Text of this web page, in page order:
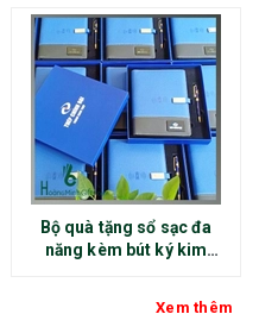
Bộ quà tặng sổ sạc đa
năng kèm bút ký kim
Xem thêm